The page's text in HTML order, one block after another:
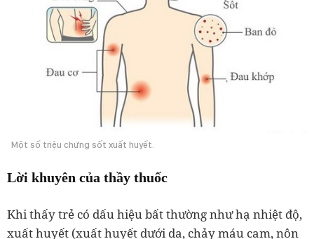
Một số triệu chứng sốt xuất huyết.
Lời khuyên của thầy thuốc
Khi thấy trẻ có dấu hiệu bất thường như hạ nhiệt độ,
xuất huyết (xuất huyết dưới da, chảy máu cam, nôn